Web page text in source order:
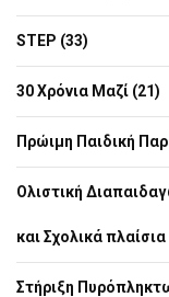
STEP (33)
30 Χρόνια Μαζί (21)
Πρώιμη Παιδική
Ολιστική
και Σχολικά
Στήριξη